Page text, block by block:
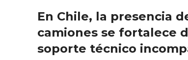
En Chile, la presencia
camiones se fortalece
soporte técnico